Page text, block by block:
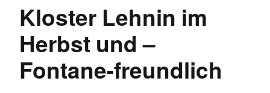
Kloster Lehnin im
Herbst und –
Fontane-freundlich